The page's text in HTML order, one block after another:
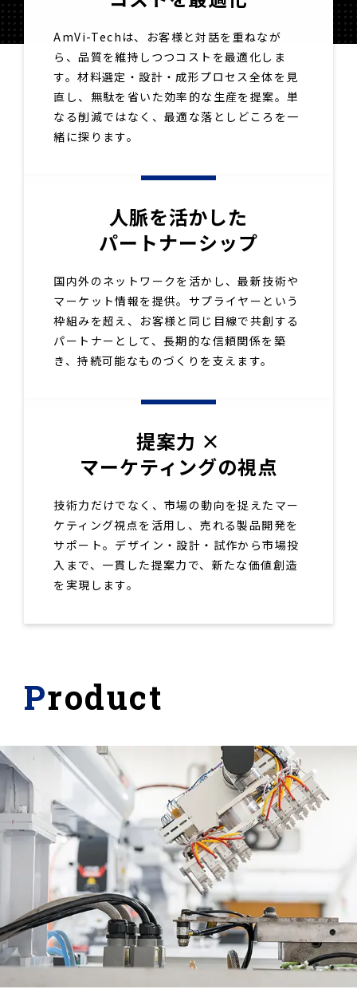
AmVi-Techは、お客様と対話を重ねなが
ら、品質を維持しつつコストを最適化しま
す。材料選定・設計・成形プロセス全体を見
直し、無駄を省いた効率的な生産を提案。単
なる削減ではなく、最適な落としどころを一
緒に探ります。
人脈を活かした
パートナーシップ
国内外のネットワークを活かし、最新技術や
マーケット情報を提供。サプライヤーという
枠組みを超え、お客様と同じ目線で共創する
パートナーとして、長期的な信頼関係を築
き、持続可能なものづくりを支えます。
提案力 ×
マーケティングの視点
技術力だけでなく、市場の動向を捉えたマー
ケティング視点を活用し、売れる製品開発を
サポート。デザイン・設計・試作から市場投
入まで、一貫した提案力で、新たな価値創造
を実現します。
Product